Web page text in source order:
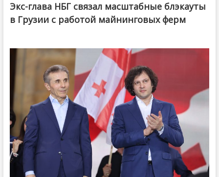
Экс-глава НБГ связал масштабные блэкауты
в Грузии с работой майнинговых ферм